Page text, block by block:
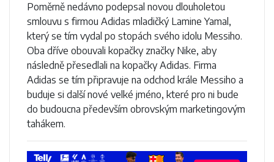
Poměrně nedávno podepsal novou dlouholetou
smlouvu s firmou Adidas mladičký Lamine Yamal,
který se tím vydal po stopách svého idolu Messiho.
Oba dříve obouvali kopačky značky Nike, aby
následně přesedlali na kopačky Adidas. Firma
Adidas se tím připravuje na odchod krále Messiho a
buduje si další nové velké jméno, které pro ni bude
do budoucna především obrovským marketingovým
tahákem.